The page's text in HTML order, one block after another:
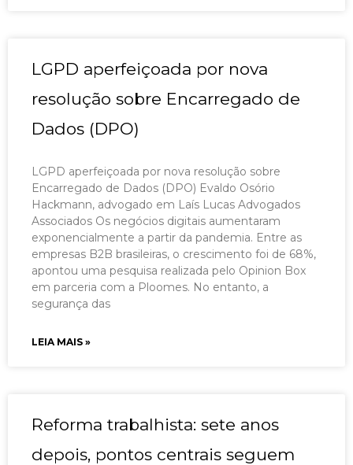
LGPD aperfeiçoada por nova
resolução sobre Encarregado de
Dados (DPO)
LGPD aperfeiçoada por nova resolução sobre
Encarregado de Dados (DPO) Evaldo Osório
Hackmann, advogado em Laís Lucas Advogados
Associados Os negócios digitais aumentaram
exponencialmente a partir da pandemia. Entre as
empresas B2B brasileiras, o crescimento foi de 68%,
apontou uma pesquisa realizada pelo Opinion Box
em parceria com a Ploomes. No entanto, a
segurança das
LEIA MAIS »
Reforma trabalhista: sete anos
depois, pontos centrais seguem